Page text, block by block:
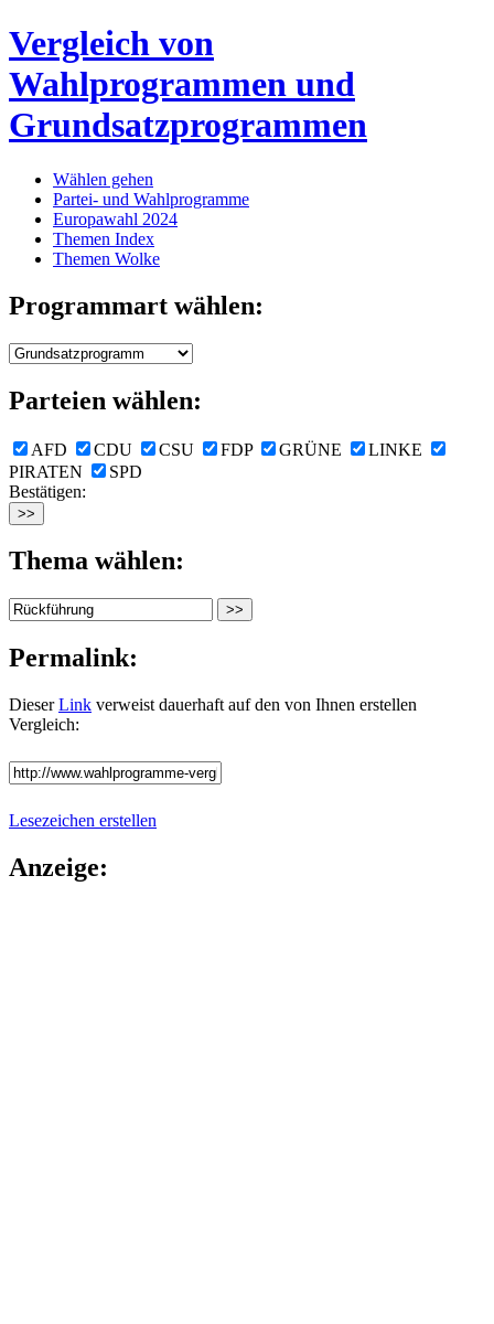
Vergleich von
Wahlprogrammen und
Grundsatzprogrammen
Wählen gehen
Partei- und Wahlprogramme
Europawahl 2024
Themen Index
Themen Wolke
Programmart wählen:
Parteien wählen:
AFD CDU CSU FDP GRÜNE
LINKE
PIRATEN
SPD
Bestätigen:
Thema wählen:
Permalink:
DieserLink verweist dauerhaft auf den von Ihnen erstellen
Vergleich:
Lesezeichen erstellen
Anzeige: